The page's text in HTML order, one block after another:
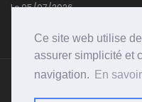
Ce site web utilise
assurer simplicité et
navigation.
En
Le 05/07/2026
Caroline-Cassart.be